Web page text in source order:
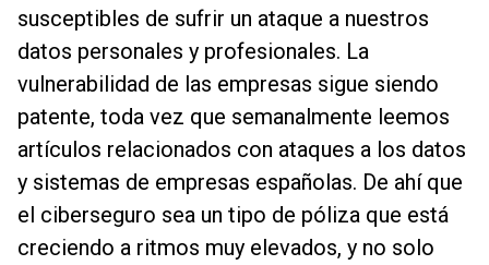
susceptibles de sufrir un ataque a nuestros
datos personales y profesionales. La
vulnerabilidad de las empresas sigue siendo
patente, toda vez que semanalmente leemos
artículos relacionados con ataques a los datos
y sistemas de empresas españolas. De ahí que
el ciberseguro sea un tipo de póliza que está
creciendo a ritmos muy elevados, y no solo